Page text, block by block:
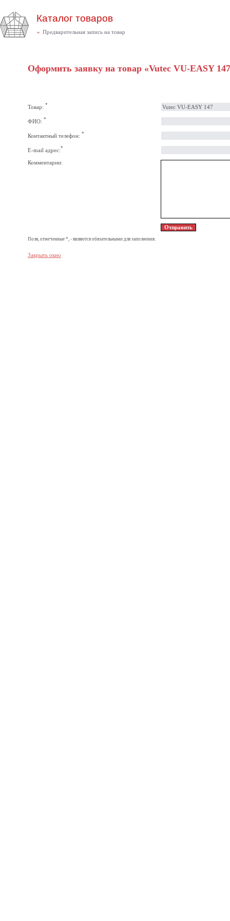
Каталог товаров
Предварительная запись на товар
Оформить заявку на товар «Vutec VU-EASY
Товар: *
ФИО: *
Контактный телефон: *
E-mail адрес:*
Комментарии:
Поля, отмеченные *, - являются обязательными для заполнения.
Закрыть окно